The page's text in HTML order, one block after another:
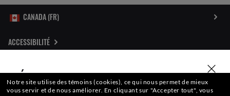
SÉLECTIONNER OU SAISIR VOTRE MAGASIN
ACCESSIBILITÉ
CARTE DU SITE
Notre site utilise des témoins (cookies), ce qui nous permet de mieux
vous servir et de nous améliorer. En cliquant sur "Accepter tout", vous